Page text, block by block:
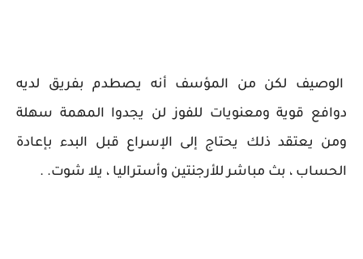
الوصيف لكن من المؤسف أنه يصطدم بفريق لديه
دوافع قوية ومعنويات للفوز لن يجدوا المهمة سهلة
ومن يعتقد ذلك يحتاج إلى الإسراع قبل البدء بإعادة
الحساب ، بث مباشر للأرجنتين وأستراليا ، يلا شوت. .